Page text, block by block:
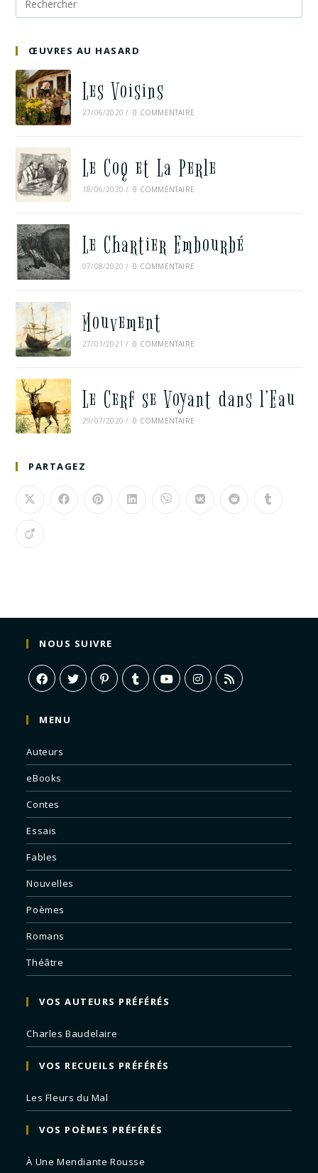
ŒUVRES AU HASARD
Les Voisins
27/06/2020 / 0 COMMENTAIRE
Le Coq et La Perle
18/06/2020 / 0 COMMENTAIRE
Le Chartier Embourbé
07/08/2020 / 0 COMMENTAIRE
Mouvement
27/01/2021 / 0 COMMENTAIRE
Le Cerf se Voyant dans l’Eau
29/07/2020 / 0 COMMENTAIRE
PARTAGEZ
NOUS SUIVRE
MENU
Auteurs
eBooks
Contes
Essais
Fables
Nouvelles
Poèmes
Romans
Théâtre
VOS AUTEURS PRÉFÉRÉS
Charles Baudelaire
VOS RECUEILS PRÉFÉRÉS
Les Fleurs du Mal
VOS POÈMES PRÉFÉRÉS
À Une Mendiante Rousse